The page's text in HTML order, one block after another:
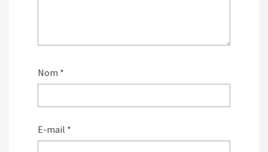
Nom *
E-mail *